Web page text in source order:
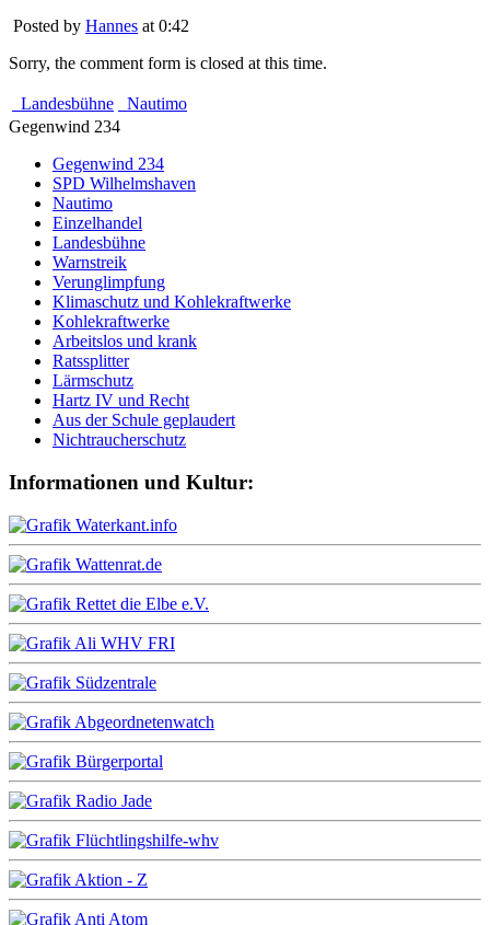
Posted by Hannes at 0:42
Sorry, the comment form is closed at this time.
Landesbühne
Nautimo
Gegenwind 234
Gegenwind 234
SPD Wilhelmshaven
Nautimo
Einzelhandel
Landesbühne
Warnstreik
Verunglimpfung
Klimaschutz und Kohlekraftwerke
Kohlekraftwerke
Arbeitslos und krank
Ratssplitter
Lärmschutz
Hartz IV und Recht
Aus der Schule geplaudert
Nichtraucherschutz
Informationen und Kultur: